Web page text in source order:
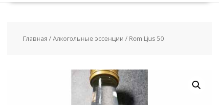
Главная /Алкогольные эссенции / Rom Ljus 50